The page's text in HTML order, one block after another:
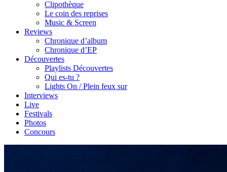
Clipothèque
Le coin des reprises
Music & Screen
Reviews
Chronique d’album
Chronique d’EP
Découvertes
Playlists Découvertes
Qui es-tu ?
Lights On / Plein feux sur
Interviews
Live
Festivals
Photos
Concours